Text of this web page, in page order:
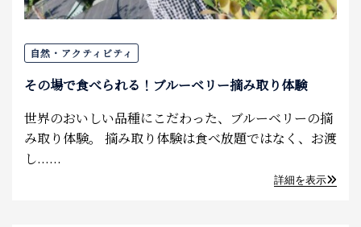
自然・アクティビティ
その場で食べられる！ブルーベリー摘み取り体験
世界のおいしい品種にこだわった、ブルーベリーの摘
み取り体験。 摘み取り体験は食べ放題ではなく、お渡
し......
詳細を表示